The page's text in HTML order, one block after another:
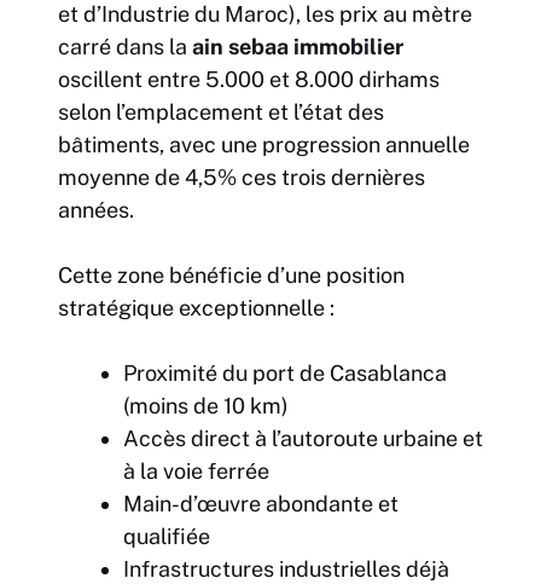
et d’Industrie du Maroc), les prix au mètre
carré dans la ain sebaa immobilier
oscillent entre 5.000 et 8.000 dirhams
selon l’emplacement et l’état des
bâtiments, avec une progression annuelle
moyenne de 4,5% ces trois dernières
années.
Cette zone bénéficie d’une position
stratégique exceptionnelle :
Proximité du port de Casablanca
(moins de 10 km)
Accès direct à l’autoroute urbaine et
à la voie ferrée
Main-d’œuvre abondante et
qualifiée
Infrastructures industrielles déjà